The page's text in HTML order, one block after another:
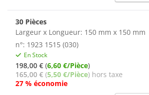
30 Pièces
Largeur x Longueur: 150 mm x 150 mm
n°: 1923 1515 (030)
En Stock
198,00 € (6,60 €/Pièce)
165,00 € (5,50 €/Pièce) hors taxe
27 % économie